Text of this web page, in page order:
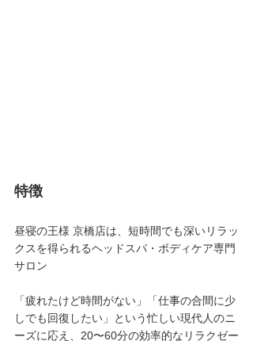
特徴
昼寝の王様 京橋店は、短時間でも深いリラッ
クスを得られるヘッドスパ・ボディケア専門
サロン
「疲れたけど時間がない」「仕事の合間に少
しでも回復したい」という忙しい現代人のニ
ーズに応え、20〜60分の効率的なリラクゼー